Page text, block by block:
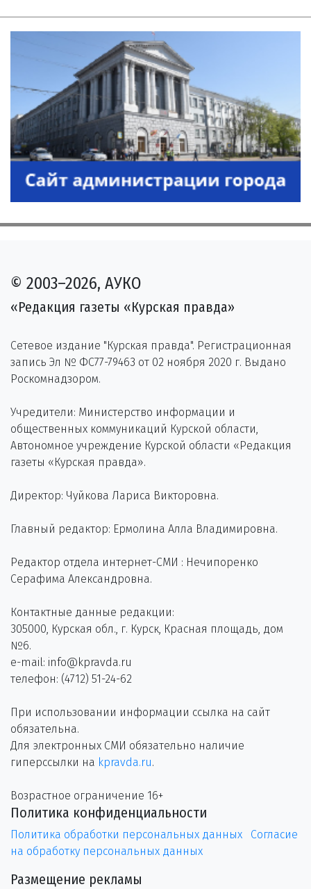
© 2003–2026, АУКО
«Редакция газеты «Курская правда»
Сетевое издание "Курская правда". Регистрационная
запись Эл № ФС77-79463 от 02 ноября 2020 г. Выдано
Роскомнадзором.
Учредители: Министерство информации и
общественных коммуникаций Курской области,
Автономное учреждение Курской области «Редакция
газеты «Курская правда».
Директор: Чуйкова Лариса Викторовна.
Главный редактор: Ермолина Алла Владимировна.
Редактор отдела интернет-СМИ : Нечипоренко
Серафима Александровна.
Контактные данные редакции:
305000, Курская обл., г. Курск, Красная площадь, дом
№6.
e-mail: info@kpravda.ru
телефон: (4712) 51-24-62
При использовании информации ссылка на сайт
обязательна.
Для электронных СМИ обязательно наличие
гиперссылки на kpravda.ru.
Возрастное ограничение 16+
Политика конфиденциальности
Политика обработки персональных данных
Согласие
на обработку персональных данных
Размещение рекламы